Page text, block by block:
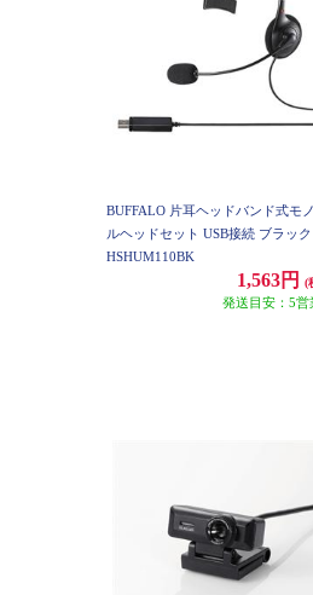
BUFFALO 片耳ヘッドバンド式モ
ルヘッドセット USB接続 ブラック
HSHUM110BK
1,563円 (
発送目安：5営